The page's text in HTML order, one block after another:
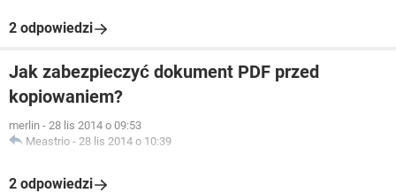
2 odpowiedzi
Jak zabezpieczyć dokument PDF przed
kopiowaniem?
merlin - 28 lis 2014 o 09:53
Meastrio - 28 lis 2014 o 10:39
2 odpowiedzi